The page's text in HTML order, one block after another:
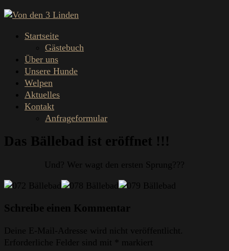
Startseite
Gästebuch
Über uns
Unsere Hunde
Welpen
Aktuelles
Kontakt
Anfrageformular
Das Bällebad ist eröffnet !!!
Und? Wer wagt den ersten Sprung???
Schreibe einen Kommentar
Deine E-Mail-Adresse wird nicht veröffentlicht.
Erforderliche Felder sind mit * markiert